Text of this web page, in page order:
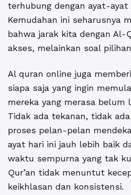
terhubung dengan ayat-ayat
Kemudahan ini seharusnya
bahwa jarak kita dengan Al-
akses, melainkan soal
Al quran online juga
siapa saja yang ingin
mereka yang merasa belum
Tidak ada tekanan, tidak
proses pelan-pelan
ayat hari ini jauh lebih baik
waktu sempurna yang tak
Qur’an tidak menuntut
keikhlasan dan konsistensi.